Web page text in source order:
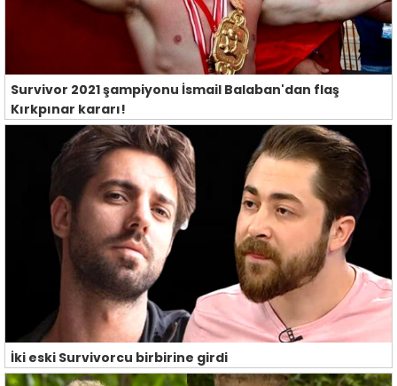
Survivor 2021 şampiyonu İsmail Balaban'dan flaş
Kırkpınar kararı!
İki eski Survivorcu birbirine girdi